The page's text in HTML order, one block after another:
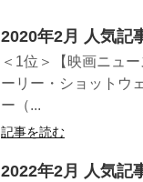
2020年2月 人気記
＜1位＞【映画ニュ
ーリー・ショットウ
ー（...
記事を読む
2022年2月 人気記